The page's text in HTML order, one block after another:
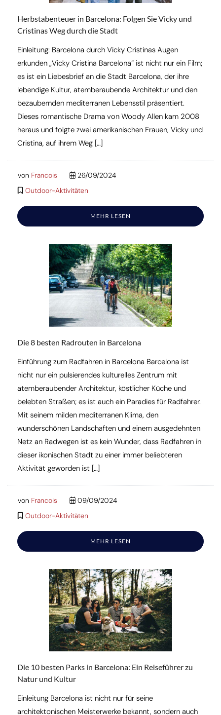
Herbstabenteuer in Barcelona: Folgen Sie Vicky und
Cristinas Weg durch die Stadt
Einleitung: Barcelona durch Vicky Cristinas Augen
erkunden „Vicky Cristina Barcelona“ ist nicht nur ein Film;
es ist ein Liebesbrief an die Stadt Barcelona, der ihre
lebendige Kultur, atemberaubende Architektur und den
bezaubernden mediterranen Lebensstil präsentiert.
Dieses romantische Drama von Woody Allen kam 2008
heraus und folgte zwei amerikanischen Frauen, Vicky und
Cristina, auf ihrem Weg […]
von Francois
26/09/2024
Outdoor-Aktivitäten
MEHR LESEN
Die 8 besten Radrouten in Barcelona
Einführung zum Radfahren in Barcelona Barcelona ist
nicht nur ein pulsierendes kulturelles Zentrum mit
atemberaubender Architektur, köstlicher Küche und
belebten Straßen; es ist auch ein Paradies für Radfahrer.
Mit seinem milden mediterranen Klima, den
wunderschönen Landschaften und einem ausgedehnten
Netz an Radwegen ist es kein Wunder, dass Radfahren in
dieser ikonischen Stadt zu einer immer beliebteren
Aktivität geworden ist […]
von Francois
09/09/2024
Outdoor-Aktivitäten
MEHR LESEN
Die 10 besten Parks in Barcelona: Ein Reiseführer zu
Natur und Kultur
Einleitung Barcelona ist nicht nur für seine
architektonischen Meisterwerke bekannt, sondern auch